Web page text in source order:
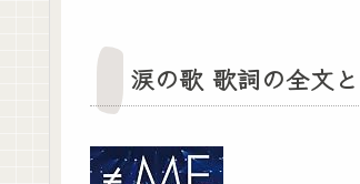
涙の歌 歌詞の全文